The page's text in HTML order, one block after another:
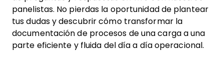
panelistas. No pierdas la oportunidad de plantear
tus dudas y descubrir cómo transformar la
documentación de procesos de una carga a una
parte eficiente y fluida del día a día operacional.